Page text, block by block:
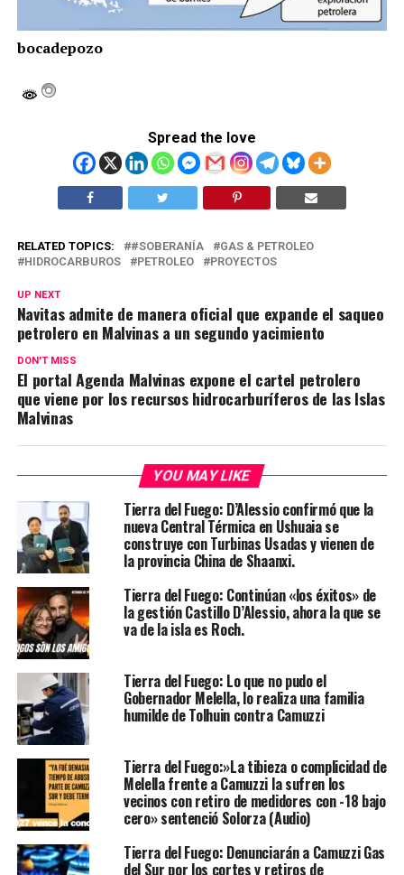
bocadepozo
Spread the love
RELATED TOPICS: #SOBERANÍA
GAS & PETROLEO
HIDROCARBUROS
PETROLEO PROYECTOS
UP NEXT
Navitas admite de manera oficial que expande el saqueo
petrolero en Malvinas a un segundo yacimiento
DON'T MISS
El portal Agenda Malvinas expone el cartel petrolero
que viene por los recursos hidrocarburíferos de las Islas
Malvinas
YOU MAY LIKE
Tierra del Fuego: D’Alessio confirmó que la
nueva Central Térmica en Ushuaia se
construye con Turbinas Usadas y vienen de
la provincia China de Shaanxi.
Tierra del Fuego: Continúan «los éxitos» de
la gestión Castillo D’Alessio, ahora la que se
va de la isla es Roch.
Tierra del Fuego: Lo que no pudo el
Gobernador Melella, lo realiza una familia
humilde de Tolhuin contra Camuzzi
Tierra del Fuego:»La tibieza o complicidad de
Melella frente a Camuzzi la sufren los
vecinos con retiro de medidores con -18 bajo
cero» sentenció Solorza (Audio)
Tierra del Fuego: Denunciarán a Camuzzi Gas
del Sur por los cortes y retiros de